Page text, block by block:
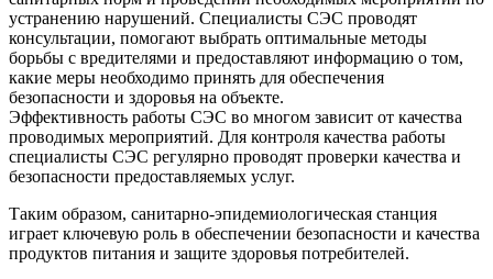
устранению нарушений. Специалисты СЭС проводят
консультации, помогают выбрать оптимальные методы
борьбы с вредителями и предоставляют информацию о том,
какие меры необходимо принять для обеспечения
безопасности и здоровья на объекте.
Эффективность работы СЭС во многом зависит от качества
проводимых мероприятий. Для контроля качества работы
специалисты СЭС регулярно проводят проверки качества и
безопасности предоставляемых услуг.
Таким образом, санитарно-эпидемиологическая станция
играет ключевую роль в обеспечении безопасности и качества
продуктов питания и защите здоровья потребителей.